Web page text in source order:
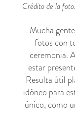
Crédito de la
Mucha
fotos con
ceremonia.
estar
Resulta útil
idóneo para
único, como